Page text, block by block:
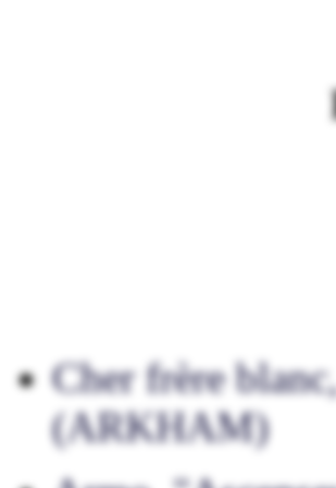
Cher frère
(ARKHAM)